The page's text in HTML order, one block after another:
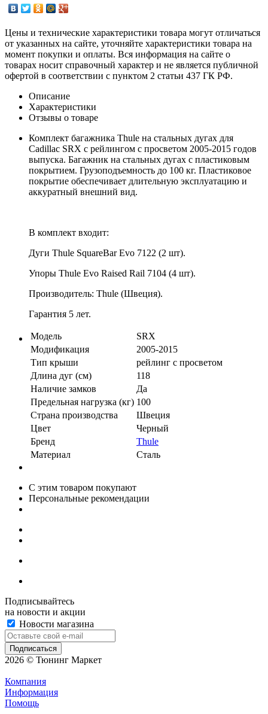
Цены и технические характеристики товара могут отличаться
от указанных на сайте, уточняйте характеристики товара на
момент покупки и оплаты. Вся информация на сайте о
товарах носит справочный характер и не является публичной
офертой в соответствии с пунктом 2 статьи 437 ГК РФ.
Описание
Характеристики
Отзывы о товаре
Комплект багажника Thule на стальных дугах для
Cadillac SRX с рейлингом с просветом 2005-2015 годов
выпуска. Багажник на стальных дугах с пластиковым
покрытием. Грузоподъемность до 100 кг. Пластиковое
покрытие обеспечивает длительную эксплуатацию и
аккуратный внешний вид.
В комплект входит:
Дуги Thule SquareBar Evo 7122 (2 шт).
Упоры Thule Evo Raised Rail 7104 (4 шт).
Производитель: Thule (Швеция).
Гарантия 5 лет.
Модель
SRX
Модификация
2005-2015
Тип крыши
рейлинг с просветом
Длина дуг (см)
118
Наличие замков
Да
Предельная нагрузка (кг) 100
Страна производства
Швеция
Цвет
Черный
Бренд
Thule
Материал
Сталь
С этим товаром покупают
Персональные рекомендации
Подписывайтесь
на новости и акции
Новости магазина
2026 © Тюнинг Маркет
Компания
Информация
Помощь